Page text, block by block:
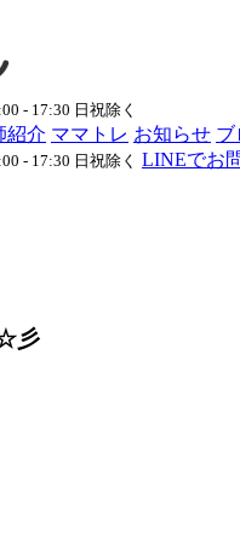
- 17:30 日祝除く
紹介 ママトレ お知らせ ブ
- 17:30 日祝除く LINEでお
彡